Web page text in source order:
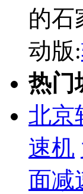
的石
动版:
热门
北京
速机
面减